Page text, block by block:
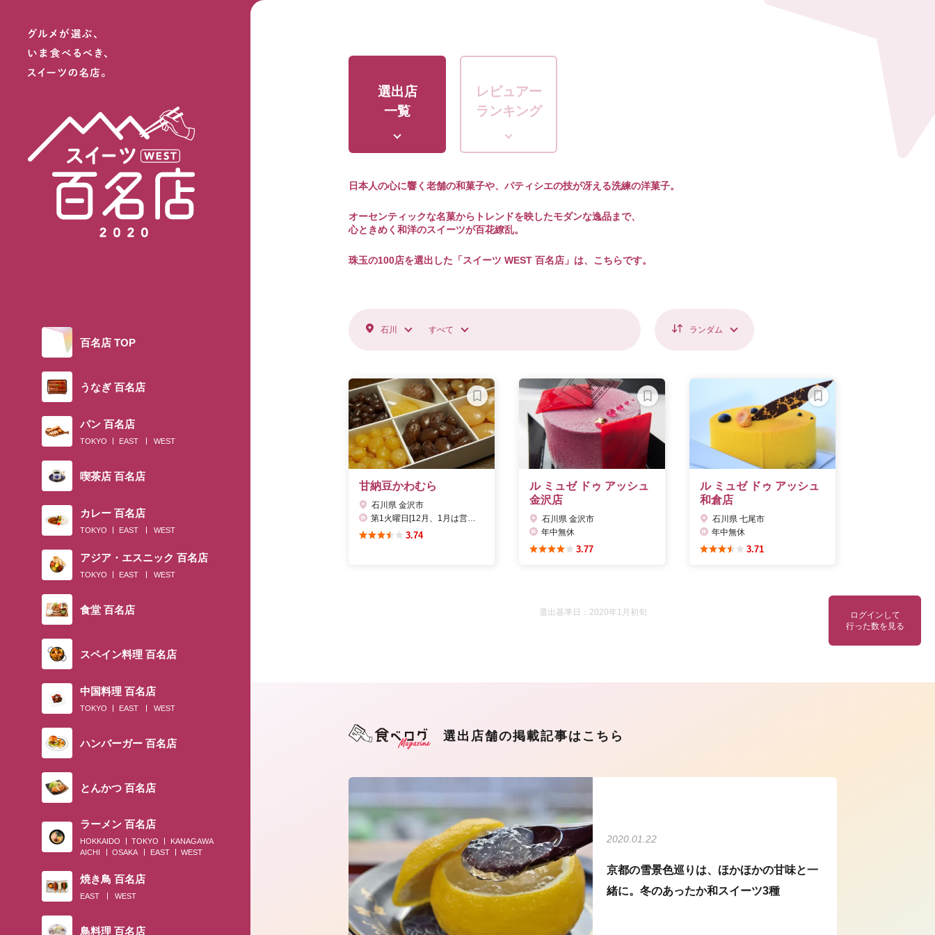
百名店 TOP
うなぎ 百名店
パン 百名店
TOKYO EAST WEST
喫茶店 百名店
カレー 百名店
TOKYO EAST WEST
アジア・エスニック 百名店
TOKYO EAST WEST
食堂 百名店
スペイン料理 百名店
中国料理 百名店
TOKYO EAST WEST
ハンバーガー 百名店
とんかつ 百名店
ラーメン 百名店
HOKKAIDO TOKYO
KANAGAWA
AICHI
OSAKA EAST WEST
焼き鳥 百名店
EAST WEST
鳥料理 百名店
選出店
一覧
レビュアー
ランキング
日本人の心に響く老舗の和菓子や、パティシエの技が冴える洗練の洋菓子。
オーセンティックな名菓からトレンドを映したモダンな逸品まで、
心ときめく和洋のスイーツが百花繚乱。
珠玉の100店を選出した「スイーツ WEST 百名店」は、こちらです。
石川 すべて ランダム
甘納豆かわむら
石川県 金沢市
第1火曜日[12月、1月は営業]、12/31～1/3
3.74
ル ミュゼ ドゥ アッシュ
金沢店
石川県 金沢市
年中無休
3.77
ル ミュゼ ドゥ アッシュ
和倉店
石川県 七尾市
年中無休
3.71
選出基準日：2020年1月初旬
ログインして
行った数を見る
選出店舗の掲載記事はこちら
2020.01.22
京都の雪景色巡りは、ほかほかの甘味と一
緒に。冬のあったか和スイーツ3種